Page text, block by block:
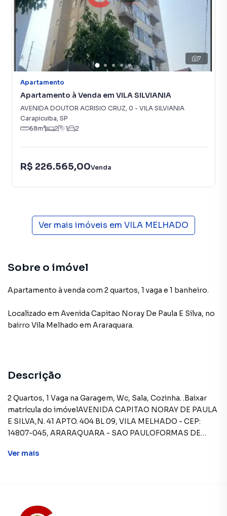
7
Apartamento
Apartamento à Venda em VILA SILVIANIA
AVENIDA DOUTOR ACRISIO CRUZ, 0 - VILA SILVIANIA
Carapicuiba, SP
68m² 2 1 2
R$ 226.565,00Venda
Ver mais imóveis em VILA MELHADO
Sobre o imóvel
Apartamento à venda com 2 quartos, 1 vaga e 1 banheiro.
Localizado em Avenida Capitao Noray De Paula E Silva, no
bairro Vila Melhado em Araraquara.
Descrição
2 Quartos, 1 Vaga na Garagem, Wc, Sala, Cozinha. .Baixar
matrícula do imóvelAVENIDA CAPITAO NORAY DE PAULA
E SILVA,N. 41 APTO. 404 BL 09, VILA MELHADO - CEP:
14807-045, ARARAQUARA - SAO PAULOFORMAS DE
utilização de FGTS. Consulte condições e
Ver mais